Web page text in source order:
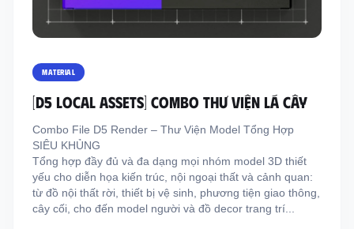
F.BLOG
Địa chỉ: 209/8D QL13, Phường Bình Thạnh,
Điện thoại:
Đăng nhập
Đăng ký
MATERIAL
[D5 LOCAL ASSETS] COMBO THƯ VIỆN LÁ CÂY
Combo File D5 Render – Thư Viện Model Tổng Hợp
SIÊU KHỦNG
Tổng hợp đầy đủ và đa dạng mọi nhóm model 3D thiết
yếu cho diễn họa kiến trúc, nội ngoại thất và cảnh quan:
từ đồ nội thất rời, thiết bị vệ sinh, phương tiện giao thông,
cây cối, cho đến model người và đồ decor trang trí...